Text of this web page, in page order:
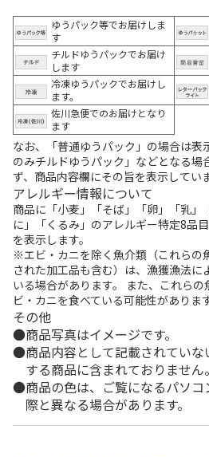
ゆうパック等でお届けしま
す
チルドゆうパックでお届け
します
冷凍ゆうパックでお届けし
ます。
佐川急便でのお届けとなり
ます
なお、「普通ゆうパック」の場合は表
のみチルドゆうパック」などとなる場
ず、商品内容欄にその旨を表示していま
アレルギー情報について
商品に「小麦」「そば」「卵」「乳」
に」「くるみ」のアレルギー特定8品
を表示します。
※エビ・カニを除く魚介類（これらの
された加工品も含む）は、漁獲漁法に
いる場合があります。 また、これら
ビ・カニを食べている可能性があります
その他
商品写真はイメージです。
商品内容として記載されてい
する商品に含まれておりません。
商品の色は、ご覧になるパソ
際と異なる場合があります。